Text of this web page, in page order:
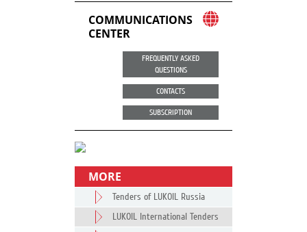
COMMUNICATIONS
CENTER
FREQUENTLY ASKED
QUESTIONS
CONTACTS
SUBSCRIPTION
MORE
Tenders of LUKOIL Russia
LUKOIL International Tenders